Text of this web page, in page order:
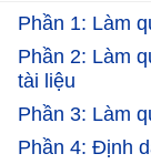
Phần 1: Làm
Phần 2: Làm
tài liệu
Phần 3: Làm
Phần 4: Định